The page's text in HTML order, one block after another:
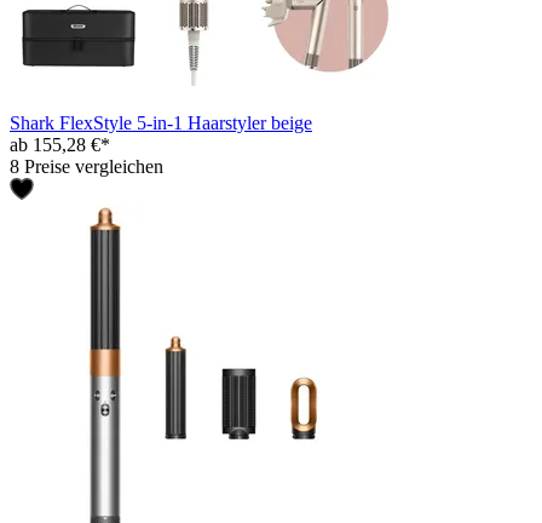
Shark FlexStyle 5-in-1 Haarstyler beige
ab 155,28 €*
8 Preise vergleichen